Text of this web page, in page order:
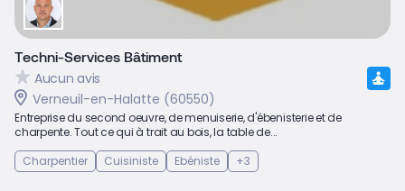
Techni-Services Bâtiment
Aucun avis
Verneuil-en-Halatte (60550)
Entreprise du second oeuvre, de menuiserie, d'ébenisterie et de
charpente. Tout ce qui à trait au bois, la table de...
Charpentier
Cuisiniste Ebéniste +3